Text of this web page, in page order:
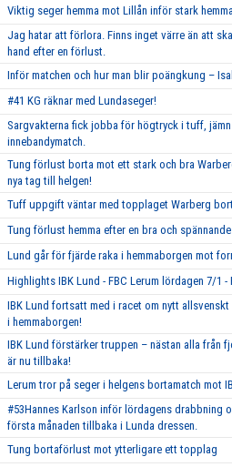
Viktig seger hemma mot Lillån inför stark
Jag hatar att förlora. Finns inget värre än att
hand efter en förlust.
Inför matchen och hur man blir poängkung –
#41 KG räknar med Lundaseger!
Sargvakterna fick jobba för högtryck i tuff,
innebandymatch.
Tung förlust borta mot ett stark och bra
nya tag till helgen!
Tuff uppgift väntar med topplaget Warberg
Tung förlust hemma efter en bra och
Lund går för fjärde raka i hemmaborgen mot
Highlights IBK Lund - FBC Lerum lördagen 7/1 -
IBK Lund fortsatt med i racet om nytt
i hemmaborgen!
IBK Lund förstärker truppen – nästan alla från
är nu tillbaka!
Lerum tror på seger i helgens bortamatch mot
#53Hannes Karlson inför lördagens drabbning
första månaden tillbaka i Lunda dressen.
Tung bortaförlust mot ytterligare ett topplag